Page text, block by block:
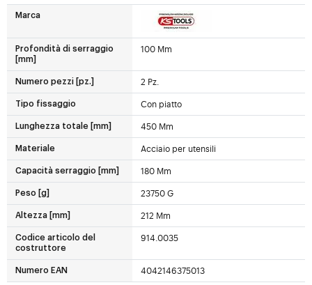
Marca
Profondità di serraggio
[mm]
100 Mm
Numero pezzi [pz.] 2 Pz.
Tipo fissaggio Con piatto
Lunghezza totale [mm] 450 Mm
Materiale Acciaio per utensili
Capacità serraggio [mm] 180 Mm
Peso [g] 23750 G
Altezza [mm] 212 Mm
Codice articolo del
costruttore
914.0035
Numero EAN 4042146375013